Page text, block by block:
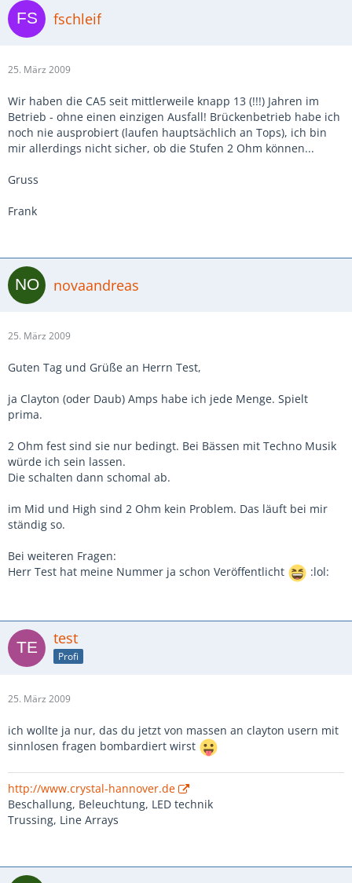
fschleif
25. März 2009
Wir haben die CA5 seit mittlerweile knapp 13 (!!!) Jahren im
Betrieb - ohne einen einzigen Ausfall! Brückenbetrieb habe ich
noch nie ausprobiert (laufen hauptsächlich an Tops), ich bin
mir allerdings nicht sicher, ob die Stufen 2 Ohm können...
Gruss
Frank
novaandreas
25. März 2009
Guten Tag und Grüße an Herrn Test,
ja Clayton (oder Daub) Amps habe ich jede Menge. Spielt
prima.
2 Ohm fest sind sie nur bedingt. Bei Bässen mit Techno Musik
würde ich sein lassen.
Die schalten dann schomal ab.
im Mid und High sind 2 Ohm kein Problem. Das läuft bei mir
ständig so.
Bei weiteren Fragen:
Herr Test hat meine Nummer ja schon Veröffentlicht
:lol:
test
Profi
25. März 2009
ich wollte ja nur, das du jetzt von massen an clayton usern mit
sinnlosen fragen bombardiert wirst
http://www.crystal-hannover.de
Beschallung, Beleuchtung, LED technik
Trussing, Line Arrays